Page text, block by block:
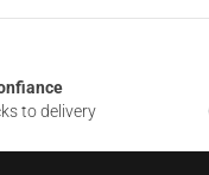
to delivery